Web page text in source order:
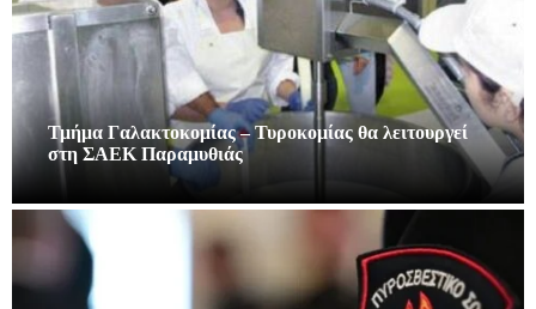
Τμήμα Γαλακτοκομίας – Τυροκομίας θα λειτουργεί
στη ΣΑΕΚ Παραμυθιάς